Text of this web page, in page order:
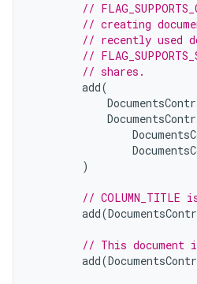
//
// creating
// recently used
//
// shares.
add(
)
//
add(
// This document
add(